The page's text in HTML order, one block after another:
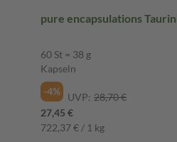
60 St = 38 g
Kapseln
-4%
UVP: 28,70 €
27,45 €
722,37 € / 1 kg